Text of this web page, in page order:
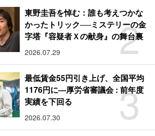
2
東野圭吾を悼む：誰も考えつかな
かったトリック──ミステリーの金
字塔『容疑者Ｘの献身』の舞台裏
2026.07.29
3
最低賃金55円引き上げ、全国平均
1176円に―厚労省審議会 : 前年度
実績を下回る
2026.07.30